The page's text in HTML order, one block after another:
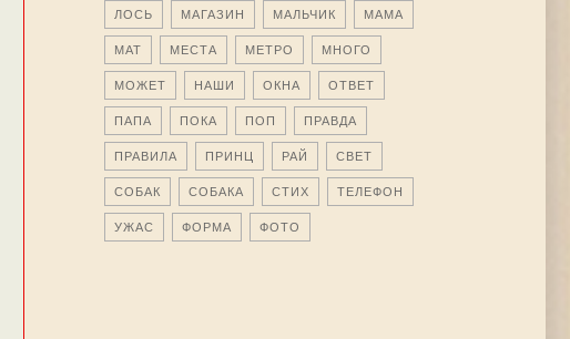
ЛОСЬ МАГАЗИН МАЛЬЧИК МАМА
МАТ МЕСТА МЕТРО МНОГО
МОЖЕТ НАШИ ОКНА ОТВЕТ
ПАПА ПОКА ПОП ПРАВДА
ПРАВИЛА ПРИНЦ РАЙ СВЕТ
СОБАК СОБАКА СТИХ ТЕЛЕФОН
УЖАС ФОРМА ФОТО